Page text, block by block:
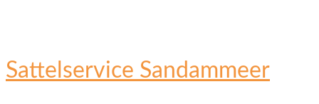
Sattelservice Sandammeer